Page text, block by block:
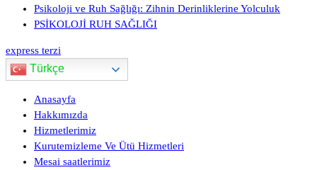
Psikoloji ve Ruh Sağlığı: Zihnin Derinliklerine Yolculuk
PSİKOLOJİ RUH SAĞLIĞI
express terzi
Türkçe
Anasayfa
Hakkımızda
Hizmetlerimiz
Kurutemizleme Ve Ütü Hizmetleri
Mesai saatlerimiz